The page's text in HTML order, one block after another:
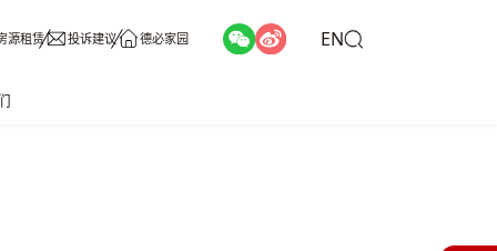
源租赁 投诉建议 德必家园 EN